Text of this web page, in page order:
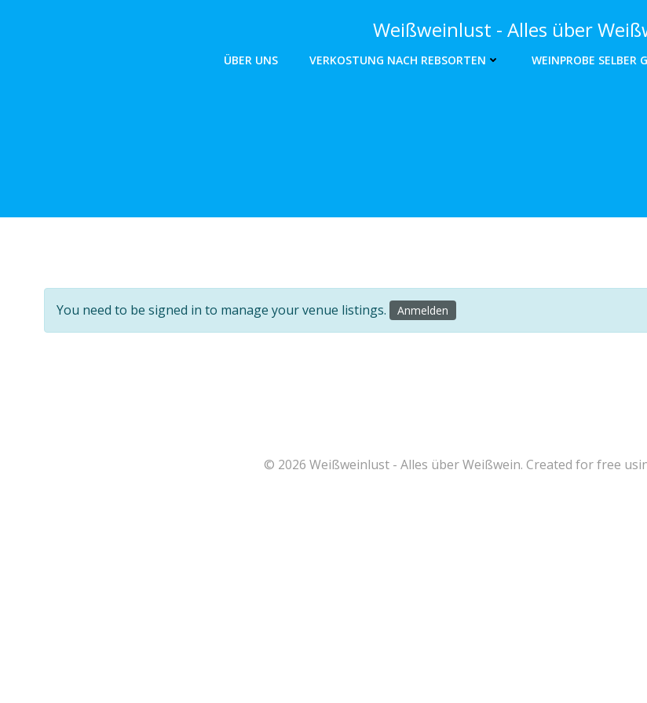
Weißweinlust - Alles über
ÜBER UNS VERKOSTUNG NACH REBSORTEN WEINPROBE SELBER
You need to be signed in to manage your venue listings. Anmelden
© 2026 Weißweinlust - Alles über Weißwein. Created for free